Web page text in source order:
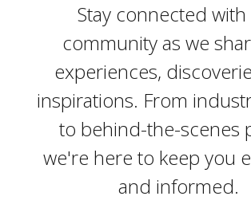
Stay connected
community as we
experiences,
inspirations. From
to behind-the-scenes
we're here to keep you
and informed.